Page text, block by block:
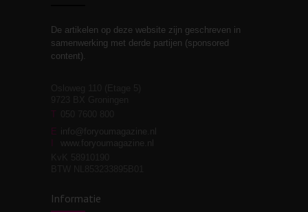
Stiefouderschap en
relaties
moeite!
De artikelen op deze website zijn geschreven in
samenwerking met derde partijen (sponsored
content).
T
E info@foryoumagazine.nl
www.foryoumagazine.nl
Informatie